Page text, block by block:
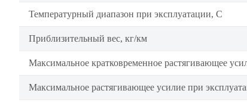
Температурный диапазон при эксплуатации, C
Приблизительный вес, кг/км
Максимальное кратковременное растягивающее
Максимальное растягивающее усилие при